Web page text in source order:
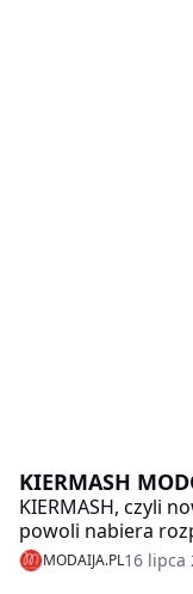
KIERMASH
KIERMASH, czyli
powoli nabiera
maju targi miały
Krakowie, a już
MODAIJA.PL16 lipca